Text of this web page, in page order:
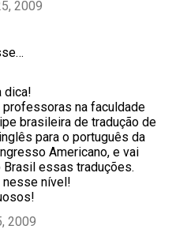
2009
dica!
professoras na faculdade
brasileira de tradução de
para o português da
Americano, e vai
Brasil essas traduções.
nesse nível!
2009